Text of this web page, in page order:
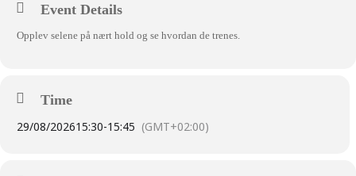
Event Details
Opplev selene på nært hold og se hvordan de trenes.
Time
29/08/202615:30-15:45 (GMT+02:00)